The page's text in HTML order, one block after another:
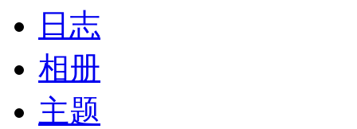
日志
相册
主题